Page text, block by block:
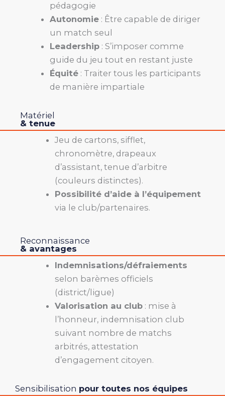
pédagogie
Autonomie : Être capable de diriger
un match seul
Leadership : S’imposer comme
guide du jeu tout en restant juste
Équité : Traiter tous les participants
de manière impartiale
Matériel
& tenue
Jeu de cartons, sifflet,
chronomètre, drapeaux
d’assistant, tenue d’arbitre
(couleurs distinctes).
Possibilité d’aide à l’équipement
via le club/partenaires.
Reconnaissance
& avantages
Indemnisations/défraiements
selon barèmes officiels
(district/ligue)
Valorisation au club : mise à
l’honneur, indemnisation club
suivant nombre de matchs
arbitrés, attestation
d’engagement citoyen.
Sensibilisation pour toutes nos équipes